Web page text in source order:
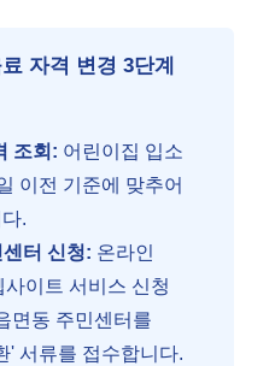
자격 변경 3단계
조회: 어린이집 입소
이전 기준에 맞추어
.
터 신청: 온라인
이트 서비스 신청
면동 주민센터를
' 서류를 접수합니다.